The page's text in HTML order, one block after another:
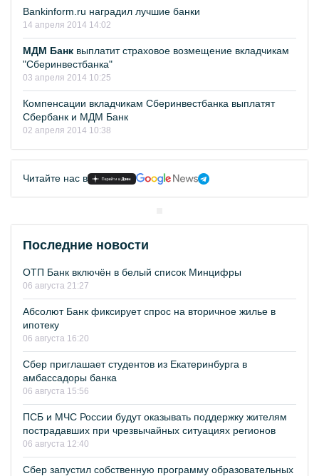
Bankinform.ru наградил лучшие банки
14 апреля 2014 14:02
МДМ Банк выплатит страховое возмещение вкладчикам
"Сберинвестбанка"
03 апреля 2014 10:25
Компенсации вкладчикам Сберинвестбанка выплатят
Сбербанк и МДМ Банк
02 апреля 2014 10:38
Читайте нас в
Последние новости
ОТП Банк включён в белый список Минцифры
06 августа 21:27
Абсолют Банк фиксирует спрос на вторичное жилье в
ипотеку
06 августа 16:20
Сбер приглашает студентов из Екатеринбурга в
амбассадоры банка
06 августа 15:56
ПСБ и МЧС России будут оказывать поддержку жителям
пострадавших при чрезвычайных ситуациях регионов
06 августа 12:40
Сбер запустил собственную программу образовательных